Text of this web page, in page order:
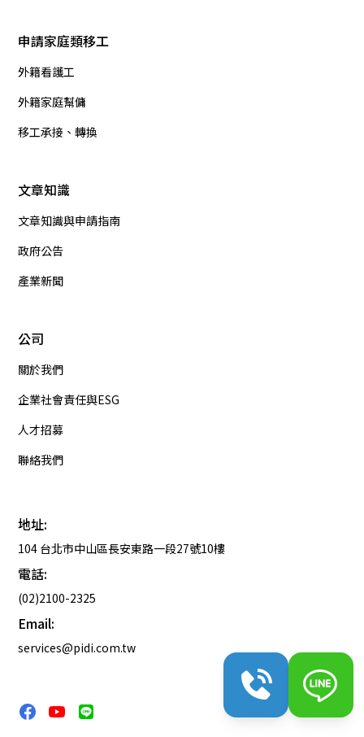
申請家庭類移工
外籍看護工
外籍家庭幫傭
移工承接、轉換
文章知識
文章知識與申請指南
政府公告
產業新聞
公司
關於我們
企業社會責任與ESG
人才招募
聯絡我們
地址:
104 台北市中山區長安東路一段27號10樓
電話:
(02)2100-2325
Email:
services@pidi.com.tw